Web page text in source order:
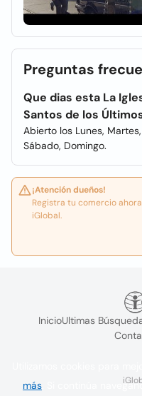
Preguntas
Que dias esta La
Santos de los
Abierto los Lunes,
Sábado, Domingo.
¡Atención dueños!
Registra tu comercio
iGlobal.
InicioUltimas
más . Si continúa